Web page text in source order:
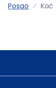
Posao Kać